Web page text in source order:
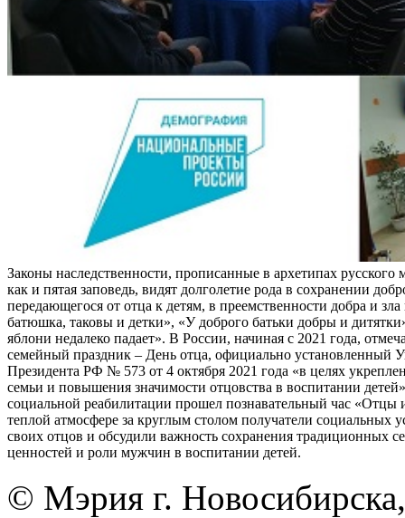
Законы наследственности, прописанные в архетипах
как и пятая заповедь, видят долголетие рода в сохранении
передающегося от отца к детям, в преемственности добра и
батюшка, таковы и детки», «У доброго батьки добры и
яблони недалеко падает». В России, начиная с 2021 года,
семейный праздник – День отца, официально установленный
Президента РФ № 573 от 4 октября 2021 года «в целях
семьи и повышения значимости отцовства в воспитании
социальной реабилитации прошел познавательный час «Отцы
теплой атмосфере за круглым столом получатели социальных
своих отцов и обсудили важность сохранения традиционных
ценностей и роли мужчин в воспитании детей.
© Мэрия г.